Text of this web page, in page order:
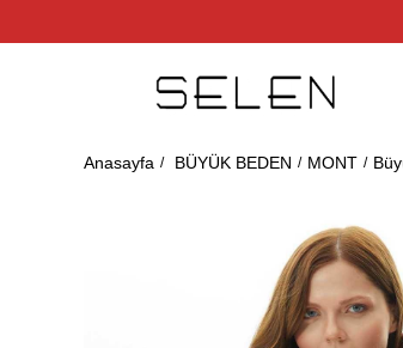
Anasayfa BÜYÜK BEDEN MONT